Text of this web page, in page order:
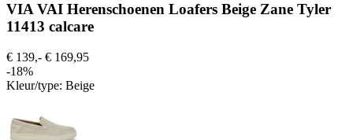
VIA VAI Herenschoenen Loafers Beige Zane Tyler
11413 calcare
€ 139,- € 169,95
-18%
Kleur/type: Beige